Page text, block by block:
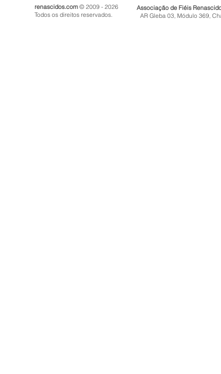
renascidos.com © 2009 - 2026
Todos os direitos reservados.
Associação de Fiéis
AR Gleba 03, Módulo 369,